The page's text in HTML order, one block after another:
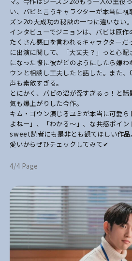
い、バビと言うキャラクターが本当に視
ズン2の大成功の秘訣の一つに違いない。
インタビューでジニョンは、バビは原
たくさん悪口を言われるキャラクターだ
に出演に関して、「大丈夫？」っと心配
になった際に彼がどのようにしたら嫌
ウンと相談し工夫した と話した。また
声も素敵すぎる。
とにかく、バビの沼が深すぎるっ！と
気も爆上がりした今作。
キム・ゴウン演じるユミが本当に可愛ら
よねー」、「わかる～」、な共感ポイン
sweet読者にも是非とも観てほしい作品
愛いからぜひチェックしてみて✔︎
4/4 Page